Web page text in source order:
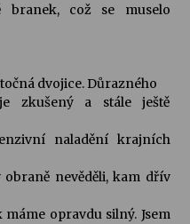
za Humpolec. V Želivě ožije
branek, což se muselo
dvojice. Důrazného
zkušený a stále ještě
naladění krajních
nevěděli, kam dřív
opravdu silný. Jsem